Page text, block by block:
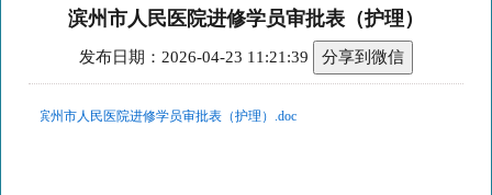
滨州市人民医院进修学员审批表（护理）
发布日期：2026-04-23 11:21:39 分享到微信
滨州市人民医院进修学员审批表（护理）.doc